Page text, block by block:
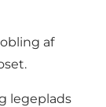
af
legeplads